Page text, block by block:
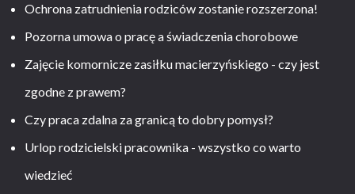
Ochrona zatrudnienia rodziców zostanie rozszerzona!
Pozorna umowa o pracę a świadczenia chorobowe
Zajęcie komornicze zasiłku macierzyńskiego - czy jest
zgodne z prawem?
Czy praca zdalna za granicą to dobry pomysł?
Urlop rodzicielski pracownika - wszystko co warto
wiedzieć